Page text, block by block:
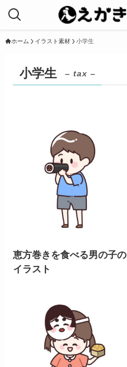
ホーム イラスト素材 小学生
小学生 – tax –
恵方巻きを食べる男の子の
イラスト